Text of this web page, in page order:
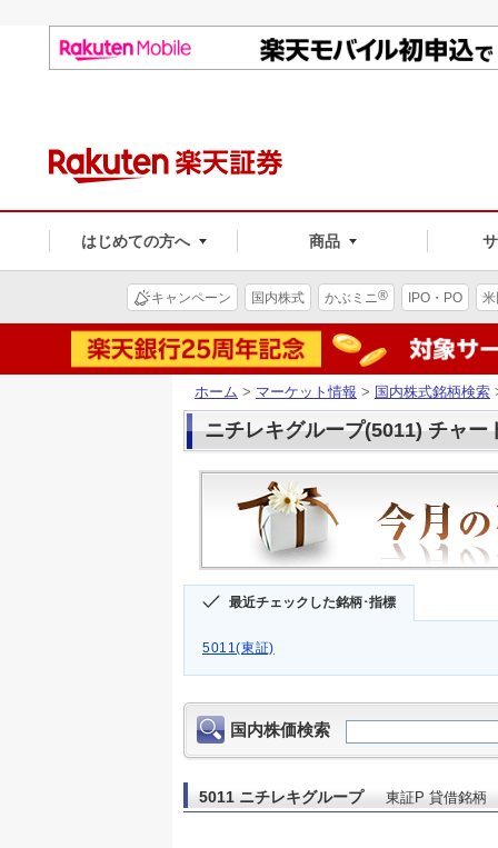
はじめての方へ 商品
キャンペーン 国内株式 かぶミニ® IPO・PO
ホーム > マーケット情報 > 国内株式銘柄検索
ニチレキグループ(5011) チャー
最近チェックした銘柄･指標
5011(東証)